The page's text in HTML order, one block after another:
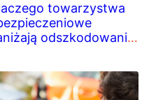
towarzystwa
odszkodowania